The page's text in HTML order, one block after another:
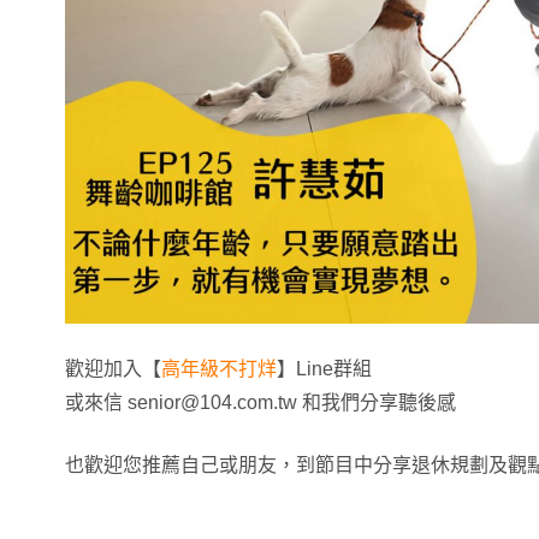
歡迎加入【高年級不打烊】Line群組
或來信 senior@104.com.tw 和我們分享聽後感
也歡迎您推薦自己或朋友，到節目中分享退休規劃及觀